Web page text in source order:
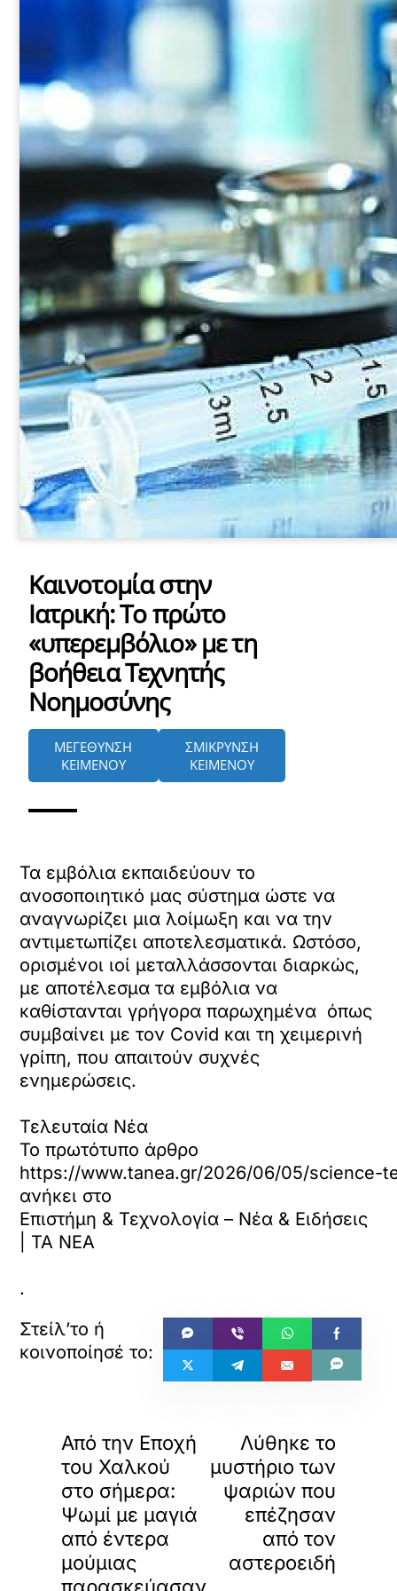
Καινοτομία στην
Ιατρική: To πρώτο
«υπερεμβόλιο» με τη
βοήθεια Τεχνητής
Νοημοσύνης
ΜΕΓΕΘΥΝΣΗ
ΚΕΙΜΕΝΟΥ
ΣΜΙΚΡΥΝΣΗ
ΚΕΙΜΕΝΟΥ
Τα εμβόλια εκπαιδεύουν το
ανοσοποιητικό μας σύστημα ώστε να
αναγνωρίζει μια λοίμωξη και να την
αντιμετωπίζει αποτελεσματικά. Ωστόσο,
ορισμένοι ιοί μεταλλάσσονται διαρκώς,
με αποτέλεσμα τα εμβόλια να
καθίστανται γρήγορα παρωχημένα όπως
συμβαίνει με τον Covid και τη χειμερινή
γρίπη, που απαιτούν συχνές
ενημερώσεις.
Τελευταία Νέα
Το πρωτότυπο άρθρο
https://www.tanea.gr/2026/06/05/
ανήκει στο
Επιστήμη & Τεχνολογία – Νέα & Ειδήσεις
| ΤΑ ΝΕΑ
.
Από την Εποχή
του Χαλκού
στο σήμερα:
Ψωμί με μαγιά
από έντερα
μούμιας
Λύθηκε το
μυστήριο των
ψαριών που
επέζησαν
από τον
αστεροειδή